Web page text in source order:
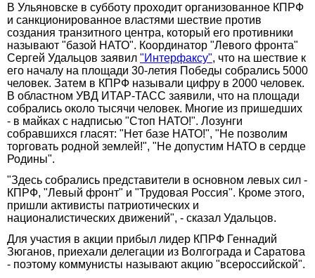
В Ульяновске в субботу проходит организованное КПРФ
и санкционированное властями шествие против
создания транзитного центра, который его противники
называют "базой НАТО". Координатор "Левого фронта"
Сергей Удальцов заявил "Интерфаксу", что на шествие к
его началу на площади 30-летия Победы собрались 5000
человек. Затем в КПРФ называли цифру в 2000 человек.
В областном УВД ИТАР-ТАСС заявили, что на площади
собрались около тысячи человек. Многие из пришедших
- в майках с надписью "Стоп НАТО!". Лозунги
собравшихся гласят: "Нет базе НАТО!", "Не позволим
торговать родной землей!", "Не допустим НАТО в сердце
Родины".
"Здесь собрались представители в основном левых сил -
КПРФ, "Левый фронт" и "Трудовая Россия". Кроме этого,
пришли активисты патриотических и
националистических движений", - сказал Удальцов.
Для участия в акции прибыл лидер КПРФ Геннадий
Зюганов, приехали делегации из Волгограда и Саратова
- поэтому коммунисты называют акцию "всероссийской".